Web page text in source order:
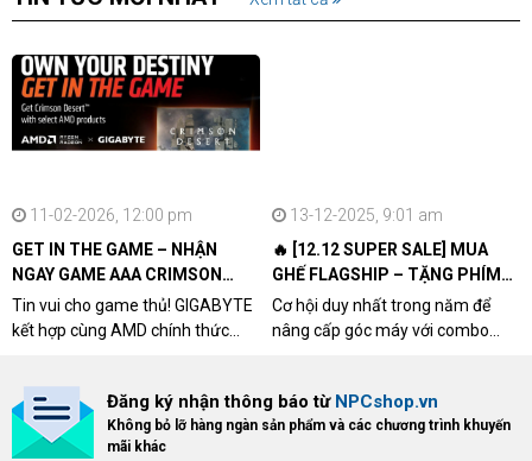
11-02-2026, 12:00 pm
GET IN THE GAME – NHẬN
NGAY GAME AAA CRIMSON
DESERT CÙNG GIGABYTE &
AMD
Tin vui cho game thủ! GIGABYTE
kết hợp cùng AMD chính thức
khách hàng sở hữu VGA Radeon
RX 9070 / RX 9070 XT.
13-12-2025, 9:01 am
🔥 [12.12 SUPER SALE] MUA
GHẾ FLAGSHIP – TẶNG PHÍM
CƠ XỊN
Cơ hội duy nhất trong năm để
nâng cấp góc máy với combo
dòng ghế Gaming cao cấp nhất,
bạn sẽ nhận ngay quà tặng trị giá
Đăng ký nhận thông báo từ NPCshop.vn
Không bỏ lỡ hàng ngàn sản phẩm và các chương trình khuyến
mãi khác